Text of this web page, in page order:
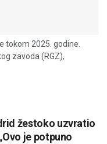
tokom 2025. godine.
zavoda (RGZ),
žestoko uzvratio
je potpuno